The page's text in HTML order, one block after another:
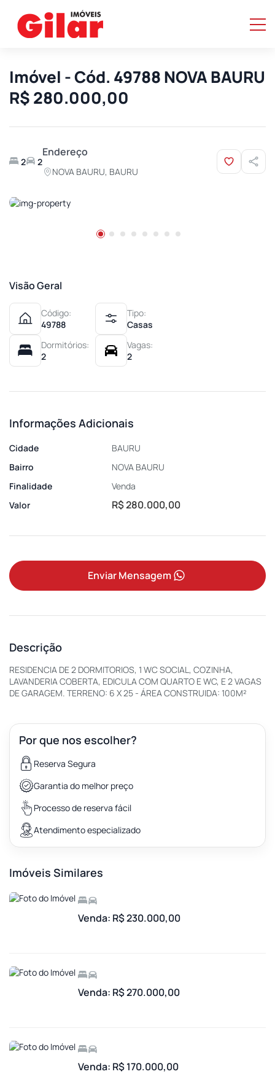
Imóvel - Cód. 49788 NOVA BAURU
R$ 280.000,00
2 2
Endereço
NOVA BAURU, BAURU
Visão Geral
Código:
49788
Tipo:
Casas
Dormitórios:
2
Vagas:
2
Informações Adicionais
Cidade
BAURU
Bairro
NOVA BAURU
Finalidade
Venda
Valor
R$ 280.000,00
Enviar Mensagem
Descrição
RESIDENCIA DE 2 DORMITORIOS, 1 WC SOCIAL, COZINHA,
LAVANDERIA COBERTA, EDICULA COM QUARTO E WC, E 2 VAGAS
DE GARAGEM. TERRENO: 6 X 25 - ÁREA CONSTRUIDA: 100M²
Por que nos escolher?
Reserva Segura
Garantia do melhor preço
Processo de reserva fácil
Atendimento especializado
Imóveis Similares
Venda: R$ 230.000,00
Venda: R$ 270.000,00
Venda: R$ 170.000,00